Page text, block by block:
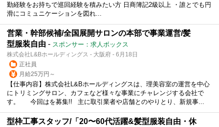
勤経験をお持ちで巡回経験を積みたい方 日商簿記2級以上 ・誰とでも円
滑にコミュニケーションを図れ...
営業・幹部候補/全国展開サロンの本部で事業運営/髪
型服装自由 - スポンサー：求人ボックス
株式会社L&Bホールディングス - 大阪府 - 6月18日
正社員
月給25万円～
【仕事内容】株式会社L&Bホールディングスは、理美容室の運営を中心
にトリミングサロン、カフェなど様々な事業にチャレンジする会社で
す。 今回はを募集!! 主に取引業者や店舗とのやりとり、新規事...
型枠工事スタッフ/「20〜60代活躍&髪型服装自由・休